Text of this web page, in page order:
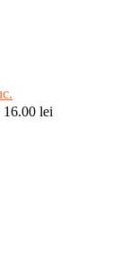
16.00 lei